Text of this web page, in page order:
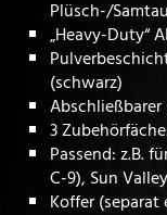
Plüsch-/
„Heavy-Duty“
(schwarz)
3
Passend: z.B.
C-9), Sun
Koffer